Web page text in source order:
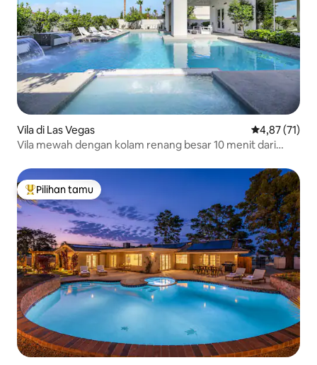
Vila di Las Vegas Nilai rata-
4,87 (71)
Vila mewah dengan kolam renang besar 10 menit dari
Pilihan tamu terpopuler
Pilihan tamu